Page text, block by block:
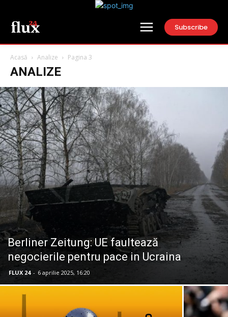
Subscribe
Acasă Analize Pagina 3
ANALIZE
Berliner Zeitung: UE faultează
negocierile pentru pace in Ucraina
FLUX 24 - 6 aprilie 2025, 16:20